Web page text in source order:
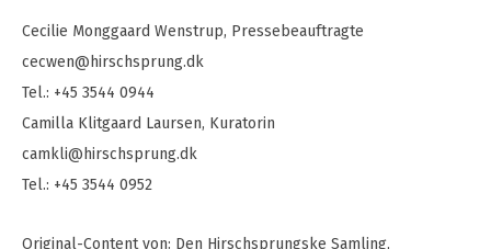
Cecilie Monggaard Wenstrup, Pressebeauftragte
cecwen@hirschsprung.dk
Tel.: +45 3544 0944
Camilla Klitgaard Laursen, Kuratorin
camkli@hirschsprung.dk
Tel.: +45 3544 0952
Original-Content von: Den Hirschsprungske Samling,